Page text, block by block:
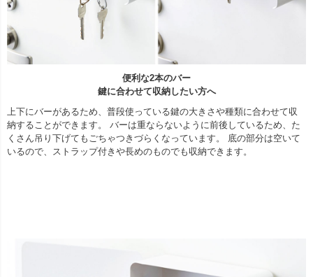
便利な2本のバー
鍵に合わせて収納したい方へ
上下にバーがあるため、普段使っている鍵の大きさや種類に合わせて収
納することができます。 バーは重ならないように前後しているため、た
くさん吊り下げてもごちゃつきづらくなっています。 底の部分は空いて
いるので、ストラップ付きや長めのものでも収納できます。